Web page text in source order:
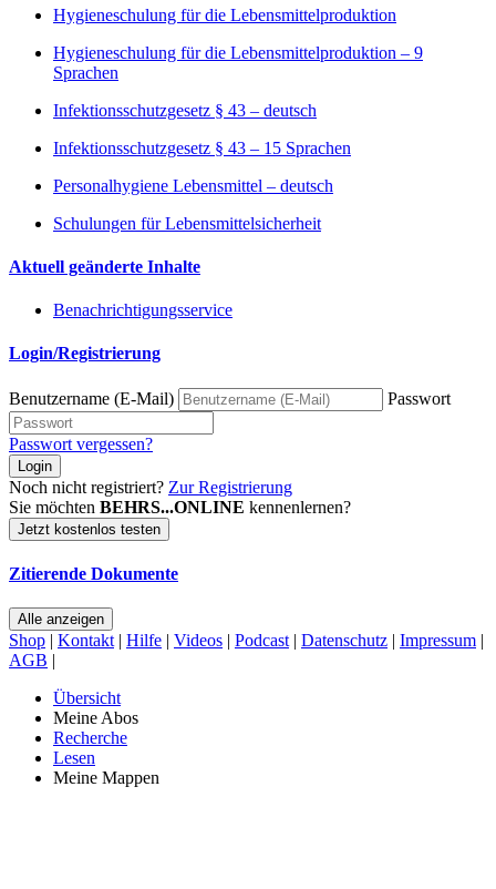
Hygieneschulung für die Lebensmittelproduktion
Hygieneschulung für die Lebensmittelproduktion – 9
Sprachen
Infektionsschutzgesetz § 43 – deutsch
Infektionsschutzgesetz § 43 – 15 Sprachen
Personalhygiene Lebensmittel – deutsch
Schulungen für Lebensmittelsicherheit
Aktuell geänderte Inhalte
Benachrichtigungsservice
Login/Registrierung
Benutzername (E-Mail) Passwort
Passwort vergessen?
Login
Noch nicht registriert? Zur Registrierung
Sie möchten BEHRS...ONLINE kennenlernen?
Jetzt kostenlos testen
Zitierende Dokumente
Alle anzeigen
Shop | Kontakt | Hilfe | Videos | Podcast | Datenschutz | Impressum |
AGB |
Übersicht
Meine Abos
Recherche
Lesen
Meine Mappen